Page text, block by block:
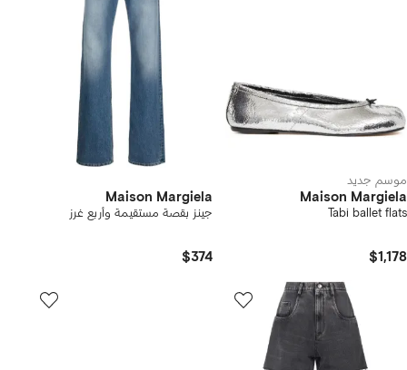
موسم جديد
Maison Margiela
Tabi ballet flats
$1,178
Maison Margiela
جينز بقصة مستقيمة وأربع غرز
$374